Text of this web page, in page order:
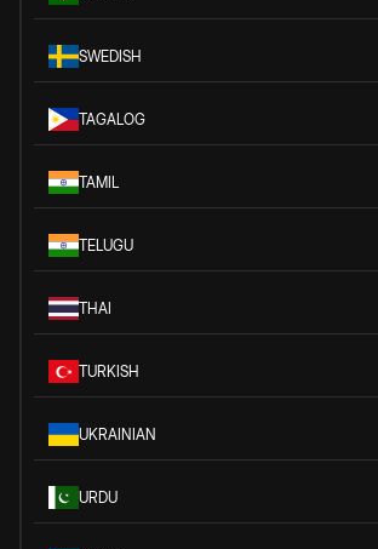
SWEDISH
TAGALOG
TAMIL
TELUGU
THAI
TURKISH
UKRAINIAN
URDU